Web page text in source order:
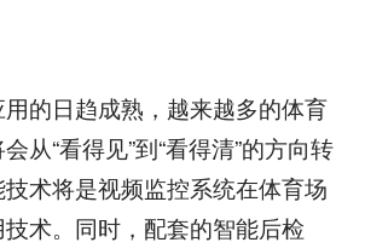
日趋成熟，越来越多的体育
从“看得见”到“看得清”的方向转
术将是视频监控系统在体育场
术。同时，配套的智能后检